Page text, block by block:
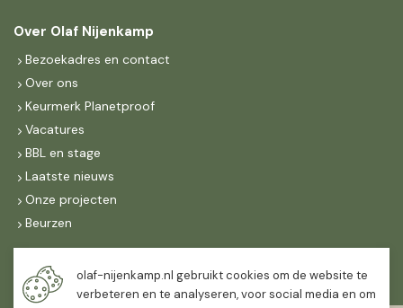
Over Olaf Nijenkamp
Bezoekadres en contact
Over ons
Keurmerk Planetproof
Vacatures
BBL en stage
Laatste nieuws
Onze projecten
Beurzen
Maandag t/m vrijdag
07:30- 16:30
olaf-nijenkamp.nl gebruikt cookies om de website te
verbeteren en te analyseren, voor social media en om